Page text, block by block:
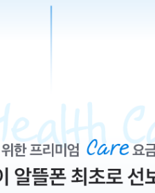
번쯤 해본 적 없으신가요? 몸